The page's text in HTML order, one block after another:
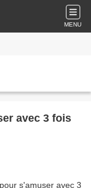
MENU
avec 3 fois